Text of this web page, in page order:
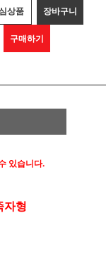
상품 장바구니
구매하기
있습니다.
자형